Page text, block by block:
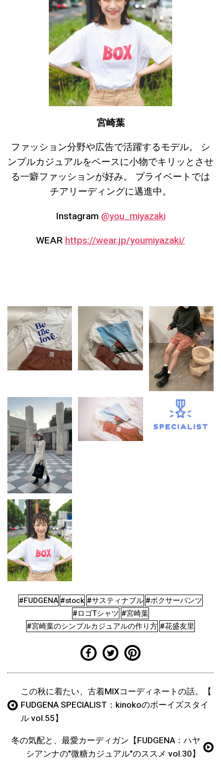
宮崎葉
ファッション分野や広告で活躍するモデル。 シ
ンプルカジュアルをベースに小物でキリッとさせ
る一癖ファッションが好み。 プライベートでは
チアリーディングに邁進中。
Instagram @you_miyazaki
WEARhttps://wear.jp/youmiyazaki/
#FUDGENA #stock #サスティナブル #ボクサーパンツ
#ロゴTシャツ #宮崎葉
#宮崎葉のシンプルカジュアルの作り方 #花盛友里
この秋に着たい、古着MIXコーディネートの話。【
FUDGENA SPECIALIST：kinokoのボーイズスタイ
ル vol.55】
冬の気配と、最愛カーディガン【FUDGENA：ハヤ
シアンナの"微糖カジュアル"のススメ vol.30】